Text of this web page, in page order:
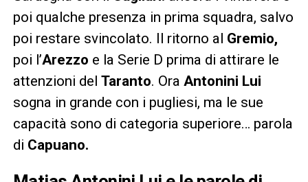
poi qualche presenza in prima squadra, salvo
poi restare svincolato. Il ritorno al Gremio,
poi l’Arezzo e la Serie D prima di attirare le
attenzioni del Taranto. Ora Antonini Lui
sogna in grande con i pugliesi, ma le sue
capacità sono di categoria superiore… parola
di Capuano.